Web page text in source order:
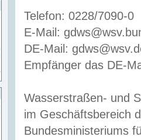
Telefon: 0228/7090-0
E-Mail:
DE-Mail:
Empfänger das DE-
Wasserstraßen- und
im Geschäftsbereich
Bundesministeriums